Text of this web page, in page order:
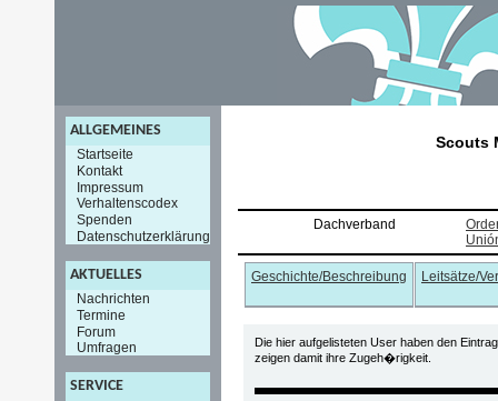
ALLGEMEINES
Startseite
Kontakt
Impressum
Verhaltenscodex
Spenden
Datenschutzerklärung
AKTUELLES
Nachrichten
Termine
Forum
Umfragen
SERVICE
Scouts
Dachverband
Geschichte/Beschreibung Leitsätze/
Die hier aufgelisteten User haben den
zeigen damit ihre Zugeh�rigkeit.